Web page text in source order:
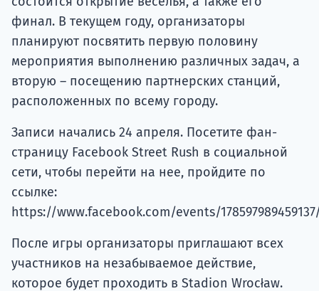
финал. В текущем году, организаторы
планируют посвятить первую половину
мероприятия выполнению различных задач, а
вторую – посещению партнерских станций,
расположенных по всему городу.
страницу Facebook Street Rush в социальной
сети, чтобы перейти на нее, пройдите по
ссылке:
https://www.facebook.com/events/
участников на незабываемое действие,
которое будет проходить в Stadion Wrocław.